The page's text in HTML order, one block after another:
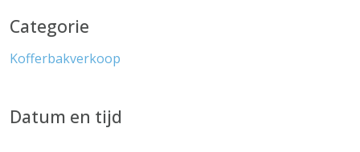
Categorie
Kofferbakverkoop
Datum en tijd